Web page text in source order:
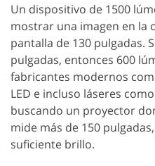
Un dispositivo de 1500
mostrar una imagen en la
pantalla de 130 pulgadas.
pulgadas, entonces 600
fabricantes modernos
LED e incluso láseres
buscando un proyector
mide más de 150
suficiente brillo.